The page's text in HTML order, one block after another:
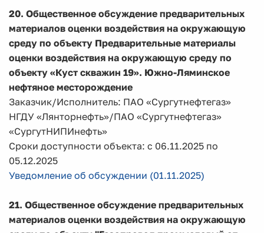
20. Общественное обсуждение предварительных
материалов оценки воздействия на окружающую
среду по объекту Предварительные материалы
оценки воздействия на окружающую среду по
объекту «Куст скважин 19». Южно-Ляминское
нефтяное месторождение
Заказчик/Исполнитель: ПАО «Сургутнефтегаз»
НГДУ «Лянторнефть»/ПАО «Сургутнефтегаз»
«СургутНИПИнефть»
Сроки доступности объекта: с 06.11.2025 по
05.12.2025
Уведомление об обсуждении (01.11.2025)
21. Общественное обсуждение предварительных
материалов оценки воздействия на окружающую